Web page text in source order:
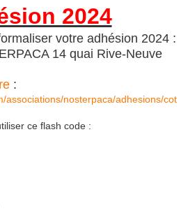
2024
votre adhésion 2024 :
14 quai Rive-Neuve
:
associations/nosterpaca/adhesions/cot
ce flash code :